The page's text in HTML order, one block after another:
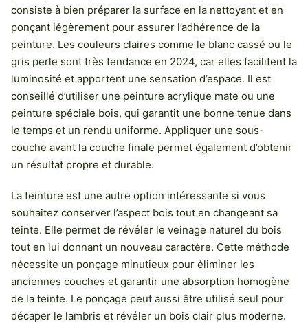
consiste à bien préparer la surface en la nettoyant et en
ponçant légèrement pour assurer l’adhérence de la
peinture. Les couleurs claires comme le blanc cassé ou le
gris perle sont très tendance en 2024, car elles facilitent la
luminosité et apportent une sensation d’espace. Il est
conseillé d’utiliser une peinture acrylique mate ou une
peinture spéciale bois, qui garantit une bonne tenue dans
le temps et un rendu uniforme. Appliquer une sous-
couche avant la couche finale permet également d’obtenir
un résultat propre et durable.
La teinture est une autre option intéressante si vous
souhaitez conserver l’aspect bois tout en changeant sa
teinte. Elle permet de révéler le veinage naturel du bois
tout en lui donnant un nouveau caractère. Cette méthode
nécessite un ponçage minutieux pour éliminer les
anciennes couches et garantir une absorption homogène
de la teinte. Le ponçage peut aussi être utilisé seul pour
décaper le lambris et révéler un bois clair plus moderne.